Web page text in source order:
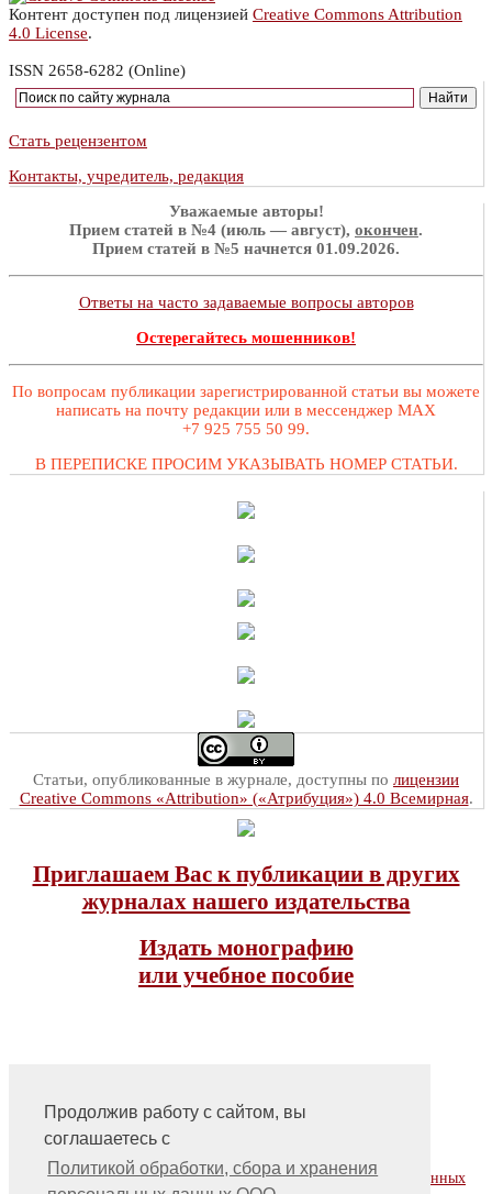
Продолжив работу с сайтом, вы
соглашаетесь с
Политикой обработки, сбора и хранения
Контент доступен под лицензией Creative Commons Attribution
4.0 License.
ISSN 2658-6282 (Online)
Стать рецензентом
Контакты, учредитель, редакция
Уважаемые авторы!
Прием статей в №4 (июль — август), окончен.
Прием статей в №5 начнется 01.09.2026.
Ответы на часто задаваемые вопросы авторов
Остерегайтесь мошенников!
По вопросам публикации зарегистрированной статьи вы можете
написать на почту редакции или в мессенджер MAX
+7 925 755 50 99.
В ПЕРЕПИСКЕ ПРОСИМ УКАЗЫВАТЬ НОМЕР СТАТЬИ.
Статьи, опубликованные в журнале, доступны по лицензии
Creative Commons «Attribution» («Атрибуция») 4.0 Всемирная.
Приглашаем Вас к публикации в других
журналах нашего издательства
Издать монографию
или учебное пособие
На главную
Контакты, учредитель, редакция
Политика обработки, сбора и хранения персональных данных